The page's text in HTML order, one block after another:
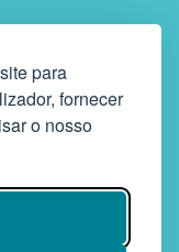
para
fornecer
o nosso
à Família
| tel +351 258